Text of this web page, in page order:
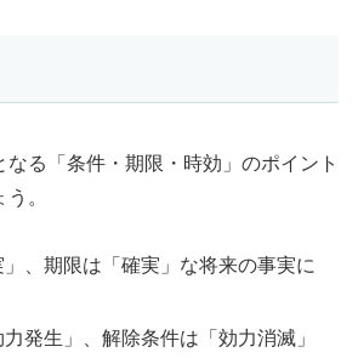
る「条件・期限・時効」のポイント
。
、期限は「確実」な将来の事実に
発生」、解除条件は「効力消滅」